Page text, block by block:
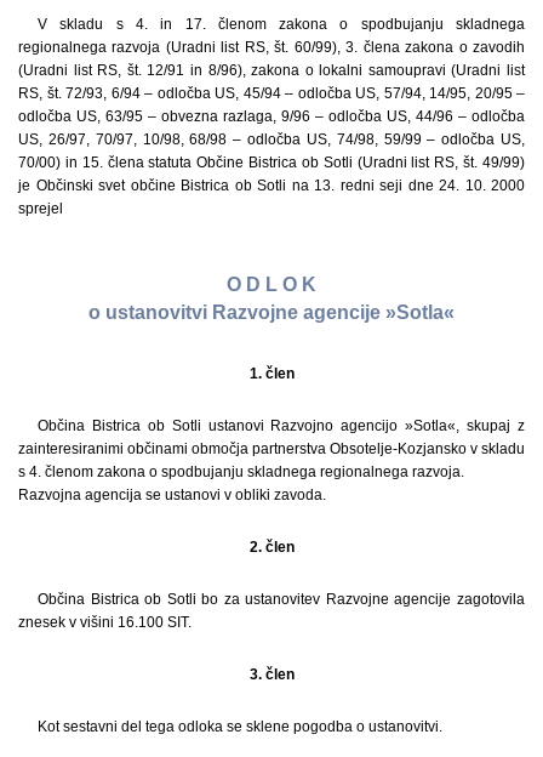
V skladu s 4. in 17. členom zakona o spodbujanju skladnega
regionalnega razvoja (Uradni list RS, št. 60/99), 3. člena zakona o zavodih
(Uradni list RS, št. 12/91 in 8/96), zakona o lokalni samoupravi (Uradni list
RS, št. 72/93, 6/94 – odločba US, 45/94 – odločba US, 57/94, 14/95, 20/95 –
odločba US, 63/95 – obvezna razlaga, 9/96 – odločba US, 44/96 – odločba
US, 26/97, 70/97, 10/98, 68/98 – odločba US, 74/98, 59/99 – odločba US,
70/00) in 15. člena statuta Občine Bistrica ob Sotli (Uradni list RS, št. 49/99)
je Občinski svet občine Bistrica ob Sotli na 13. redni seji dne 24. 10. 2000
sprejel
O D L O K
o ustanovitvi Razvojne agencije »Sotla«
1. člen
Občina Bistrica ob Sotli ustanovi Razvojno agencijo »Sotla«, skupaj z
zainteresiranimi občinami območja partnerstva Obsotelje-Kozjansko v skladu
s 4. členom zakona o spodbujanju skladnega regionalnega razvoja.
Razvojna agencija se ustanovi v obliki zavoda.
2. člen
Občina Bistrica ob Sotli bo za ustanovitev Razvojne agencije zagotovila
znesek v višini 16.100 SIT.
3. člen
Kot sestavni del tega odloka se sklene pogodba o ustanovitvi.